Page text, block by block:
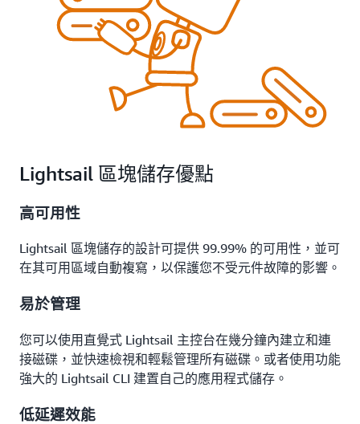
Lightsail 區塊儲存優點
高可用性
Lightsail 區塊儲存的設計可提供 99.99% 的可用性，並可
在其可用區域自動複寫，以保護您不受元件故障的影響。
易於管理
您可以使用直覺式 Lightsail 主控台在幾分鐘內建立和連
接磁碟，並快速檢視和輕鬆管理所有磁碟。或者使用功能
強大的 Lightsail CLI 建置自己的應用程式儲存。
低延遲效能